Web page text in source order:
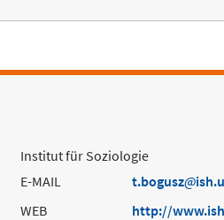
Institut für Soziologie
E-MAIL
t.bogusz
WEB
http://